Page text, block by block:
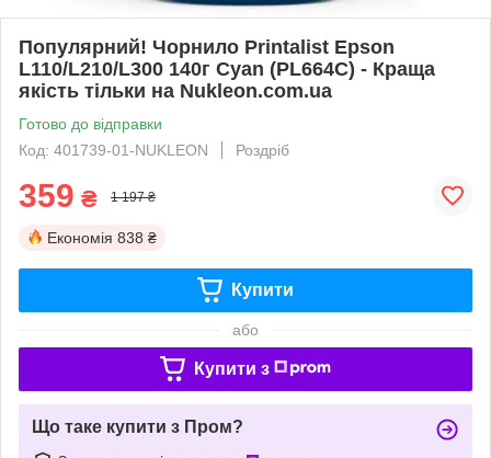
Популярний! Чорнило Printalist Epson
L110/L210/L300 140г Cyan (PL664C) - Краща
якість тільки на Nukleon.com.ua
Готово до відправки
Код: 401739-01-NUKLEON
Роздріб
359 ₴ 1 197 ₴
Економія 838 ₴
Купити
або
Купити з
Що таке купити з Пром?